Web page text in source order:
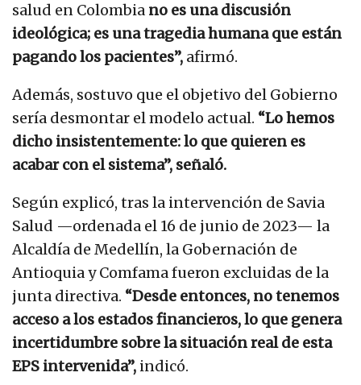
salud en Colombia no es una discusión
ideológica; es una tragedia humana que están
pagando los pacientes”, afirmó.
Además, sostuvo que el objetivo del Gobierno
sería desmontar el modelo actual. “Lo hemos
dicho insistentemente: lo que quieren es
acabar con el sistema”, señaló.
Según explicó, tras la intervención de Savia
Salud —ordenada el 16 de junio de 2023— la
Alcaldía de Medellín, la Gobernación de
Antioquia y Comfama fueron excluidas de la
junta directiva. “Desde entonces, no tenemos
acceso a los estados financieros, lo que genera
incertidumbre sobre la situación real de esta
EPS intervenida”, indicó.